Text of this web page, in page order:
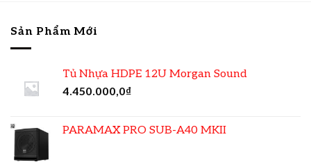
Sản Phẩm Mới
Tủ Nhựa HDPE 12U Morgan Sound
4.450.000,0₫
PARAMAX PRO SUB-A40 MKII